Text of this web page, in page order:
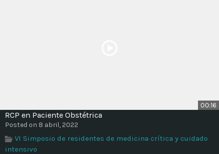
00:16
RCP en Paciente Obstétrica
Posted on 8 abril, 2022
VI Simposio de residentes de medicina crítica y cuidado
intensivo